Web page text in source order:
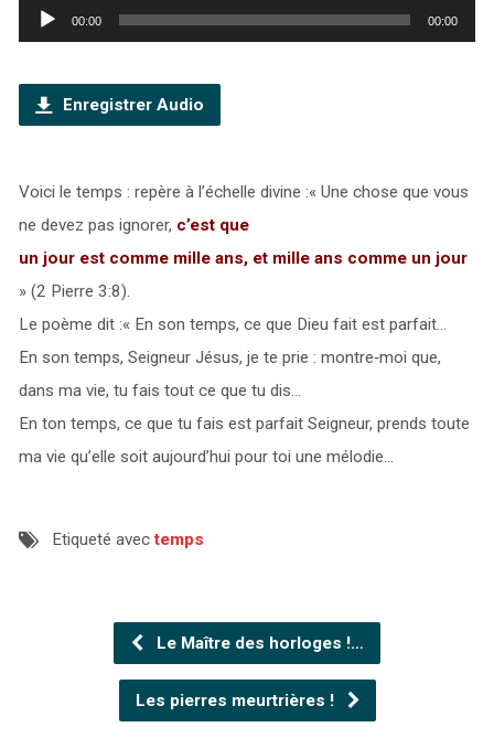
Lecteur
audio
00:00 00:00
Enregistrer Audio
Voici le temps : repère à l’échelle divine :« Une chose que vous
ne devez pas ignorer, c’est que
un jour est comme mille ans, et mille ans comme un jour
» (2 Pierre 3:8).
Le poème dit :« En son temps, ce que Dieu fait est parfait…
En son temps, Seigneur Jésus, je te prie : montre‑moi que,
dans ma vie, tu fais tout ce que tu dis…
En ton temps, ce que tu fais est parfait Seigneur, prends toute
ma vie qu’elle soit aujourd’hui pour toi une mélodie…
Etiqueté avectemps
Le Maître des horloges !…
Les pierres meurtrières !